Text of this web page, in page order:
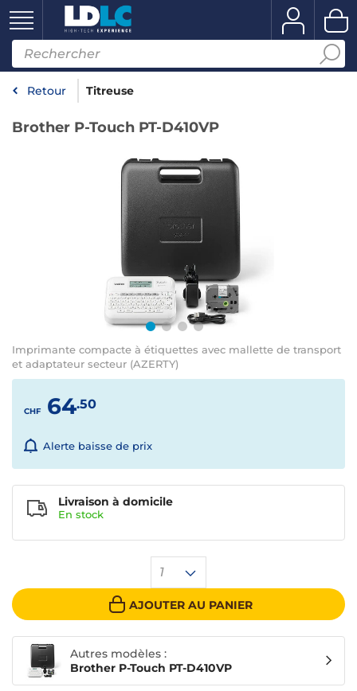
Retour Titreuse
Brother P-Touch PT-D410VP
Imprimante compacte à étiquettes avec mallette de transport
et adaptateur secteur (AZERTY)
CHF 64.50
Alerte baisse de prix
1
AJOUTER AU PANIER
Livraison à domicile
En stock
Autres modèles :
Brother P-Touch PT-D410VP